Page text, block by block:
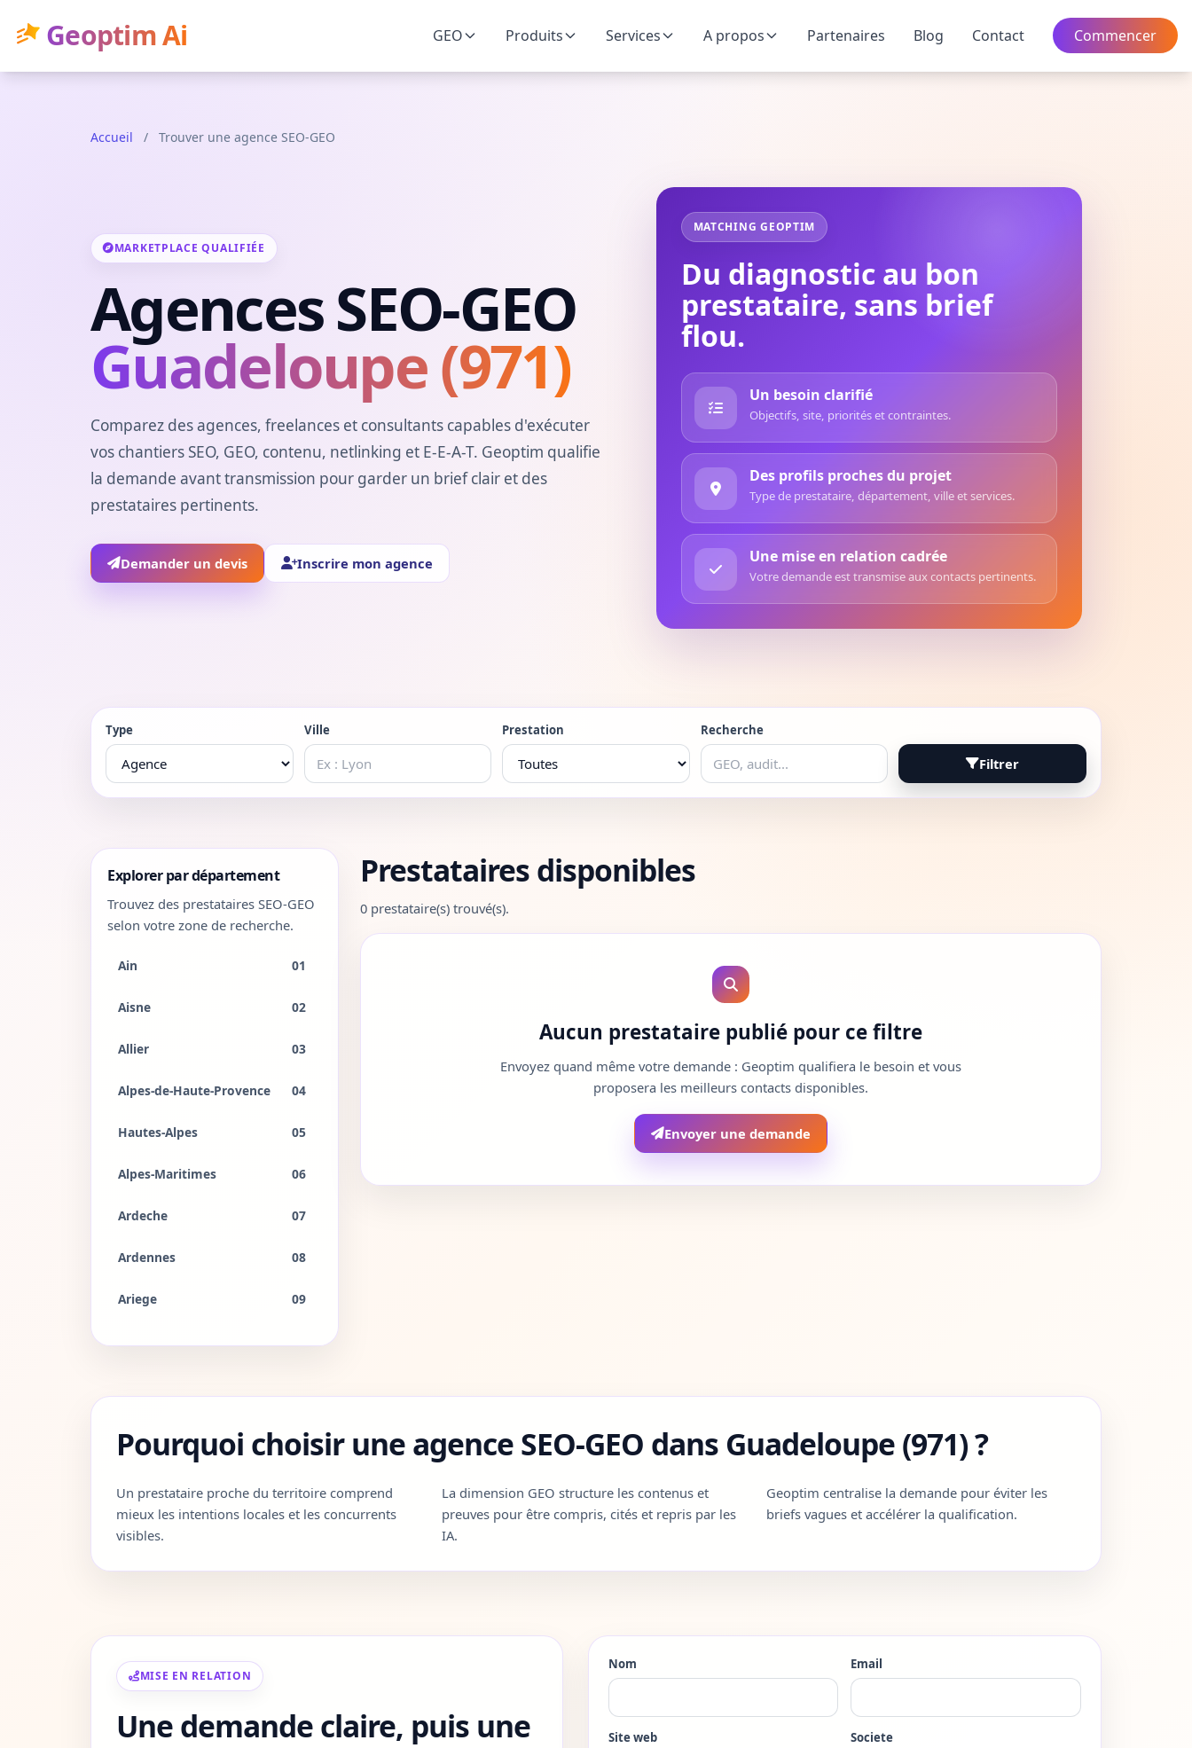
Geoptim Ai GEO Produits Services A propos Partenaires Blog Contact Commencer
Accueil / Trouver une agence SEO-GEO
MARKETPLACE QUALIFIÉE
Agences SEO-GEO
Guadeloupe (971)
Comparez des agences, freelances et consultants capables d'exécuter
vos chantiers SEO, GEO, contenu, netlinking et E-E-A-T. Geoptim qualifie
la demande avant transmission pour garder un brief clair et des
prestataires pertinents.
Demander un devis Inscrire mon agence
MATCHING GEOPTIM
Du diagnostic au bon
prestataire, sans brief
flou.
Un besoin clarifié
Objectifs, site, priorités et contraintes.
Des profils proches du projet
Type de prestataire, département, ville et services.
Une mise en relation cadrée
Votre demande est transmise aux contacts pertinents.
Type Ville Prestation Recherche
Filtrer
Explorer par département
Trouvez des prestataires SEO-GEO
selon votre zone de recherche.
Ain 01
Aisne 02
Allier 03
Alpes-de-Haute-Provence 04
Hautes-Alpes 05
Alpes-Maritimes 06
Ardeche 07
Ardennes 08
Ariege 09
Bouches-du-Rhone
Calvados 14
Charente-Maritime 17
Cher
Correze 19
Prestataires disponibles
0 prestataire(s) trouvé(s).
Aucun prestataire publié pour ce filtre
Envoyez quand même votre demande : Geoptim qualifiera le besoin et vous
proposera les meilleurs contacts disponibles.
Envoyer une demande
Pourquoi choisir une agence SEO-GEO dans Guadeloupe (971) ?
Un prestataire proche du territoire comprend
mieux les intentions locales et les concurrents
visibles.
La dimension GEO structure les contenus et
preuves pour être compris, cités et repris par les
IA.
Geoptim centralise la demande pour éviter les
briefs vagues et accélérer la qualification.
MISE EN RELATION
Une demande claire, puis une
Nom Email
Site web Societe